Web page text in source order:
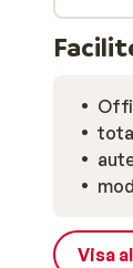
Visa